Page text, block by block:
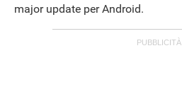
major update per Android.